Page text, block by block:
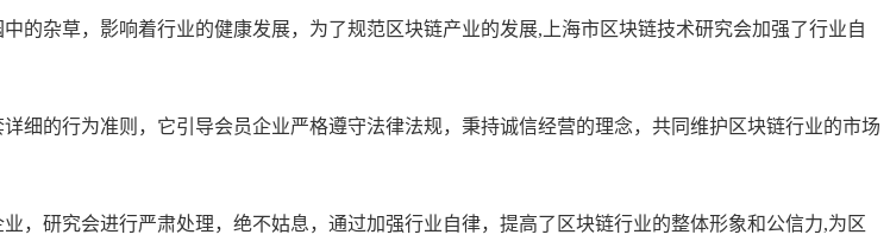
的杂草，影响着行业的健康发展，为了规范区块链产业的发展,上海市区块链技术研究会加强了行业自
细的行为准则，它引导会员企业严格遵守法律法规，秉持诚信经营的理念，共同维护区块链行业的市场
，研究会进行严肃处理，绝不姑息，通过加强行业自律，提高了区块链行业的整体形象和公信力,为区